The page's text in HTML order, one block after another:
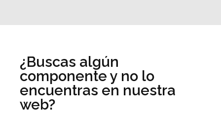
¿Buscas algún
componente y no lo
encuentras en nuestra
web?